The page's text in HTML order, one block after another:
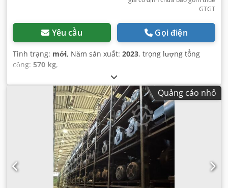
GTGT
Yêu cầu Gọi điện
Tình trạng: mới, Năm sản xuất: 2023, trọng lượng tổng
cộng: 570 kg,
Quảng cáo nhỏ